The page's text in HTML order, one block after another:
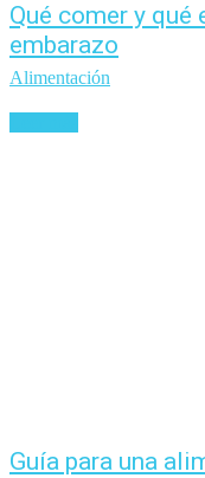
Qué comer y qué
embarazo
Alimentación
Guía para una